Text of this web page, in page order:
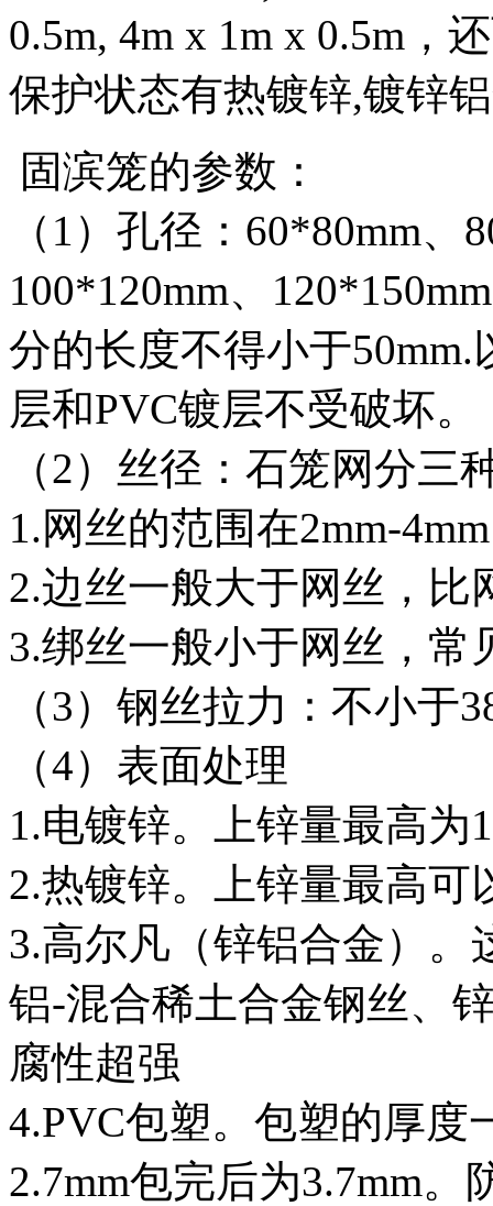
0.5m, 4m x 1m x 0.5m ，
保护状态有热镀锌,镀锌
固滨笼的参数：
（ 1 ）孔径： 60*80mm、
100*120mm、 120*150mm
分的长度不得小于50mm.
层和PVC镀层不受破坏。
（2）丝径：石笼网分三
1.网丝的范围在2mm-4mm
2.边丝一般大于网丝，比
3.绑丝一般小于网丝，常
（3）钢丝拉力：不小于
（4）表面处理
1.电镀锌。上锌量最高为
2.热镀锌。上锌量最高可
3.高尔凡（锌铝合金）。
铝-混合稀土合金钢丝、
腐性超强
4.PVC包塑。包塑的厚度
2.7mm包完后为3.7mm。